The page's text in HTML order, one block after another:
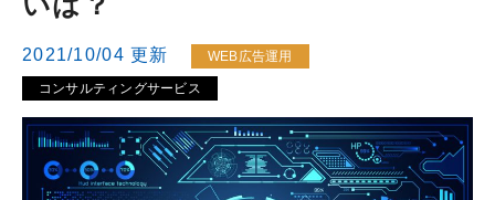
2021/10/04 更新 WEB広告運用
コンサルティングサービス